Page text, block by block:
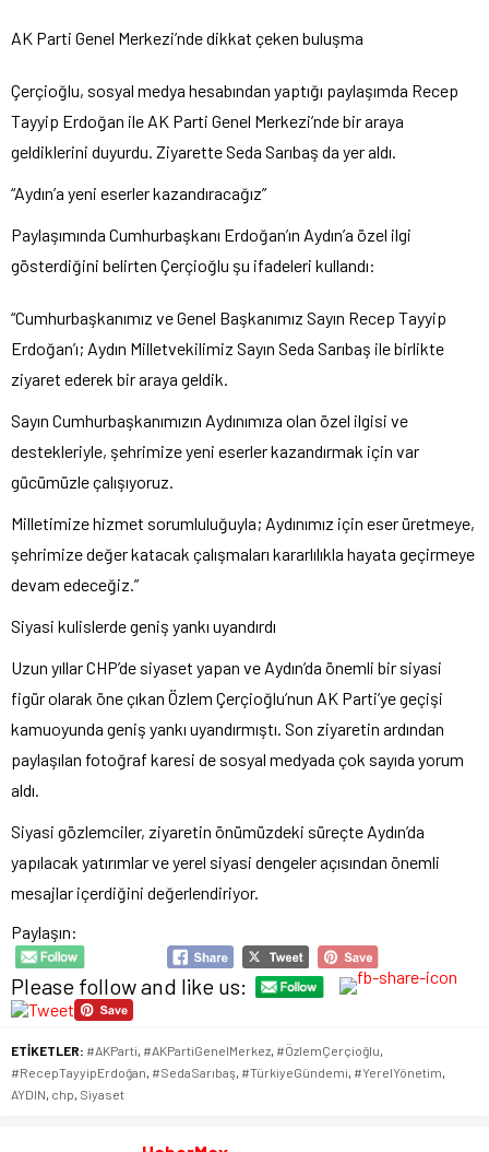
AK Parti Genel Merkezi’nde dikkat çeken buluşma
Çerçioğlu, sosyal medya hesabından yaptığı paylaşımda Recep
Tayyip Erdoğan ile AK Parti Genel Merkezi’nde bir araya
geldiklerini duyurdu. Ziyarette Seda Sarıbaş da yer aldı.
“Aydın’a yeni eserler kazandıracağız”
Paylaşımında Cumhurbaşkanı Erdoğan’ın Aydın’a özel ilgi
gösterdiğini belirten Çerçioğlu şu ifadeleri kullandı:
“Cumhurbaşkanımız ve Genel Başkanımız Sayın Recep Tayyip
Erdoğan’ı; Aydın Milletvekilimiz Sayın Seda Sarıbaş ile birlikte
ziyaret ederek bir araya geldik.
Sayın Cumhurbaşkanımızın Aydınımıza olan özel ilgisi ve
destekleriyle, şehrimize yeni eserler kazandırmak için var
gücümüzle çalışıyoruz.
Milletimize hizmet sorumluluğuyla; Aydınımız için eser üretmeye,
şehrimize değer katacak çalışmaları kararlılıkla hayata geçirmeye
devam edeceğiz.”
Siyasi kulislerde geniş yankı uyandırdı
Uzun yıllar CHP’de siyaset yapan ve Aydın’da önemli bir siyasi
figür olarak öne çıkan Özlem Çerçioğlu’nun AK Parti’ye geçişi
kamuoyunda geniş yankı uyandırmıştı. Son ziyaretin ardından
paylaşılan fotoğraf karesi de sosyal medyada çok sayıda yorum
aldı.
Siyasi gözlemciler, ziyaretin önümüzdeki süreçte Aydın’da
yapılacak yatırımlar ve yerel siyasi dengeler açısından önemli
mesajlar içerdiğini değerlendiriyor.
Paylaşın:
Please follow and like us:
ETİKETLER: #AKParti #AKPartiGenelMerkez #ÖzlemÇerçioğlu
#RecepTayyipErdoğan #SedaSarıbaş #TürkiyeGündemi #YerelYönetim
AYDIN chp Siyaset